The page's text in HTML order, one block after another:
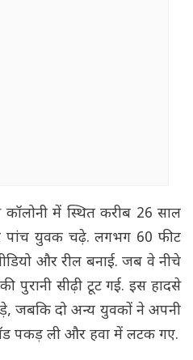
में स्थित करीब 26 साल
पांच युवक चढ़े. लगभग 60 फीट
और रील बनाई. जब वे नीचे
पुरानी सीढ़ी टूट गई. इस हादसे
जबकि दो अन्य युवकों ने अपनी
पकड़ ली और हवा में लटक गए.